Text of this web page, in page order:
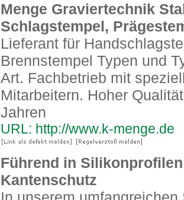
Menge Graviertechnik
Schlagstempel,
Lieferant für
Brennstempel Typen und
Art. Fachbetrieb mit
Mitarbeitern. Hoher
Jahren
URL: http://www.k-menge.de
Führend in
Kantenschutz